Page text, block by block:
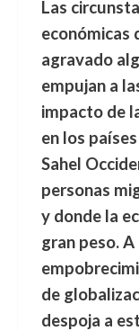
Las
económicas
agravado
empujan a
impacto de
en los
Sahel
personas
y donde la
gran peso.
de
despoja a